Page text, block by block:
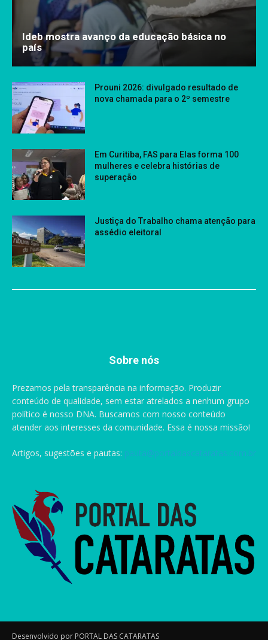
Ideb mostra avanço da educação básica no
país
Prouni 2026: divulgado resultado de
nova chamada para o 2º semestre
Em Curitiba, FAS para Elas forma 100
mulheres e celebra histórias de
superação
Justiça do Trabalho chama atenção para
assédio eleitoral
Sobre nós
Prezamos pela transparência na informação. Produzir
conteúdo de qualidade, sem estar atrelados a nenhum grupo
político é nosso DNA. Buscamos com nosso conteúdo
atender aos interesses da comunidade. Essa é nossa missão!
Artigos, sugestões e pautas: pauta@portaldascataratas.com.br
Desenvolvido por PORTAL DAS CATARATAS